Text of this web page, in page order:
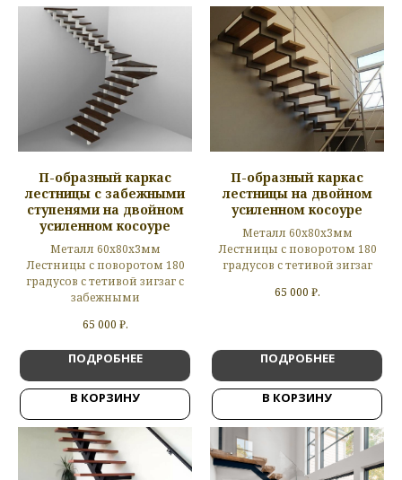
П-образный каркас
лестницы с забежными
ступенями на двойном
усиленном косоуре
Металл 60х80х3мм
Лестницы с поворотом 180
градусов с тетивой зигзаг с
забежными
65 000 ₽.
ПОДРОБНЕЕ
В КОРЗИНУ
П-образный каркас
лестницы на двойном
усиленном косоуре
Металл 60х80х3мм
Лестницы с поворотом 180
градусов с тетивой зигзаг
65 000 ₽.
ПОДРОБНЕЕ
В КОРЗИНУ